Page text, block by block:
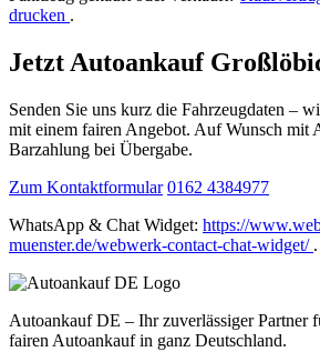
drucken .
Jetzt Autoankauf
Senden Sie uns kurz die Fahrzeugdaten –
mit einem fairen Angebot. Auf Wunsch mit
Barzahlung bei Übergabe.
Zum Kontaktformular 0162 4384977
WhatsApp & Chat Widget: https://
muenster.de/webwerk-contact-chat-widget/ .
Autoankauf DE – Ihr zuverlässiger Partner
fairen Autoankauf in ganz Deutschland.